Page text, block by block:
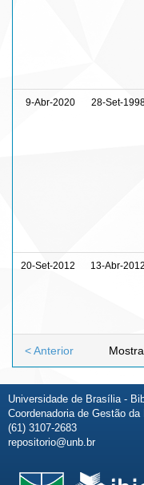
9-Abr-2020 28-Set-
20-Set-2012 13-Abr-2012
< Anterior
Universidade de Brasília -
Coordenadoria de Gestão
(61) 3107-2683
repositorio@unb.br